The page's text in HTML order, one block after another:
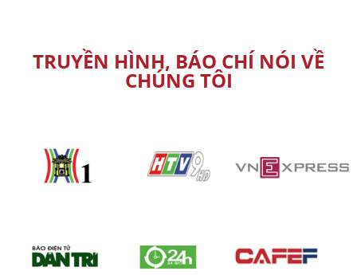
TRUYỀN HÌNH, BÁO CHÍ NÓI VỀ
CHÚNG TÔI